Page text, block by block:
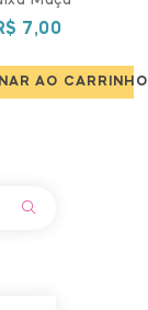
7,00
AO CARRINHO